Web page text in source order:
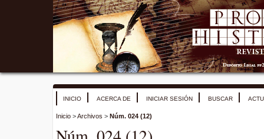
INICIO ACERCA DE INICIAR SESIÓN BUSCAR
Inicio >Archivos > Núm. 024 (12)